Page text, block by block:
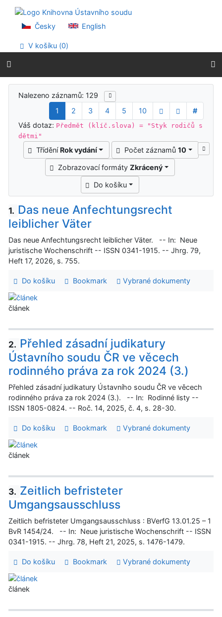
Přejít na menu
Prohlášení o webové přístupnosti
Česky English
V košíku (0)
Výsledky vyhledávání
Nalezeno záznamů: 129
1
2 3 4 5 10
#
Váš dotaz: Předmět (klíč.slova) = "Styk rodičů s
dětmi"
Třídění Rok vydání Počet záznamů 10
Zobrazovací formáty Zkrácený
Do košíku
1. Das neue Anfechtungsrecht
leiblicher Väter
Das neue Anfechtungsrecht leiblicher Väter. -- In: Neue
juristische Wochenschrift -- ISSN 0341-1915. -- Jhrg. 79,
Heft 17, 2026, s. 755.
Do košíku Bookmark Vybrané dokumenty
článek
2. Přehled zásadní judikatury
Ústavního soudu ČR ve věcech
rodinného práva za rok 2024 (3.)
Přehled zásadní judikatury Ústavního soudu ČR ve věcech
rodinného práva za rok 2024 (3.). -- In: Rodinné listy --
ISSN 1805-0824. -- Roč. 14, 2025, č. 4, s. 28-30.
Do košíku Bookmark Vybrané dokumenty
článek
3. Zeitlich befristeter
Umgangsausschluss
Zeitlich befristeter Umgangsausschluss : BVerfG 13.01.25 – 1
BvR 1454/24. -- In: Neue juristische Wochenschrift -- ISSN
0341-1915. -- Jhrg. 78, Heft 21, 2025, s. 1476-1479.
Do košíku Bookmark Vybrané dokumenty
článek